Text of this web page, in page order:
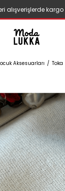
alışverişlerde
Aksesuarları Toka